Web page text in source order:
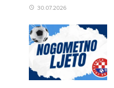
30.07.2026